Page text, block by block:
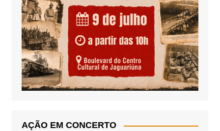
AÇÃO EM CONCERTO